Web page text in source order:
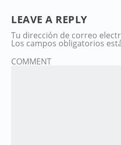
LEAVE A REPLY
Tu dirección de correo
Los campos obligatorios
COMMENT